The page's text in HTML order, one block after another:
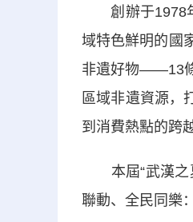
創辦于1978年
域特色鮮明的國
非遺好物——13
區域非遺資源，
到消費熱點的跨
本屆“武漢之
聯動、全民同樂：